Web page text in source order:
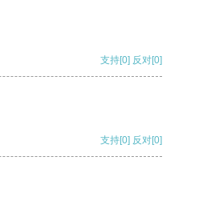
支持[0] 反对[0]
支持[0] 反对[0]